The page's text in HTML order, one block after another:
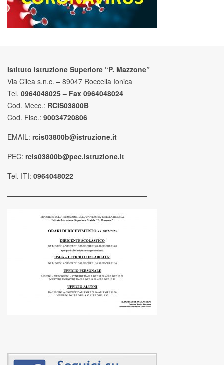
Istituto Istruzione Superiore “P. Mazzone”
Via Cilea s.n.c. – 89047 Roccella Ionica
Tel. 0964048025 – Fax 0964048024
Cod. Mecc.: RCIS03800B
Cod. Fisc.: 90034720806
EMAIL: rcis03800b@istruzione.it
PEC: rcis03800b@pec.istruzione.it
Tel. ITI: 0964048022
————————————————————